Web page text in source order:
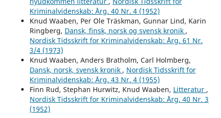
Kriminalvidenskab: Årg. 40 Nr. 4 (1952)
Knud Waaben, Per Ole Träskman, Gunnar Lind, Karin
Ringberg, Dansk, finsk, norsk og svensk kronik ,
Nordisk Tidsskrift for Kriminalvidenskab: Årg. 61 Nr.
3/4 (1973)
Knud Waaben, Anders Bratholm, Carl Holmberg,
Dansk, norsk, svensk kronik , Nordisk Tidsskrift for
Kriminalvidenskab: Årg. 43 Nr. 4 (1955)
Finn Rud, Stephan Hurwitz, Knud Waaben, Litteratur ,
Nordisk Tidsskrift for Kriminalvidenskab: Årg. 40 Nr. 3
(1952)